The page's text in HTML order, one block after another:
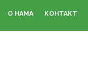
О НАМА КОНТАКТ